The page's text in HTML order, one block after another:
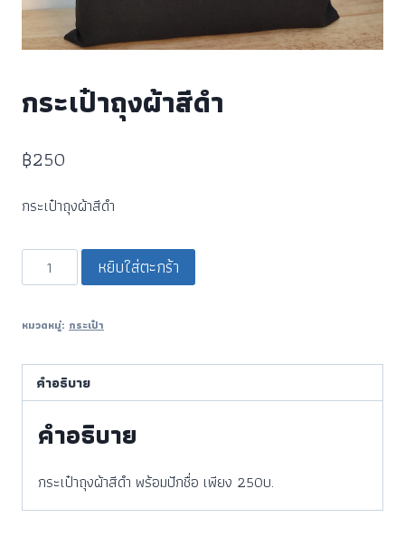
กระเป๋าถุงผ้าสีดำ
฿250
กระเป๋าถุงผ้าสีดำ
หยิบใส่ตะกร้า
หมวดหมู่: กระเป๋า
คำอธิบาย
คำอธิบาย
กระเป๋าถุงผ้าสีดำ พร้อมปักชื่อ เพียง 250บ.